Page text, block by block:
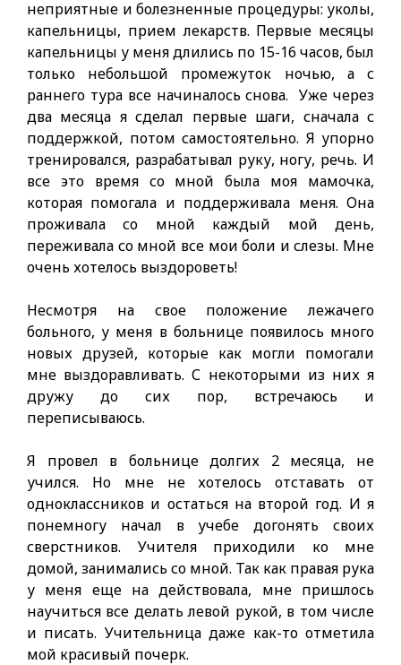
неприятные и болезненные процедуры: уколы,
капельницы, прием лекарств. Первые месяцы
капельницы у меня длились по 15-16 часов, был
только небольшой промежуток ночью, а с
раннего тура все начиналось снова. Уже через
два месяца я сделал первые шаги, сначала с
поддержкой, потом самостоятельно. Я упорно
тренировался, разрабатывал руку, ногу, речь. И
все это время со мной была моя мамочка,
которая помогала и поддерживала меня. Она
проживала со мной каждый мой день,
переживала со мной все мои боли и слезы. Мне
очень хотелось выздороветь!
Несмотря на свое положение лежачего
больного, у меня в больнице появилось много
новых друзей, которые как могли помогали
мне выздоравливать. С некоторыми из них я
дружу до сих пор, встречаюсь и
переписываюсь.
Я провел в больнице долгих 2 месяца, не
учился. Но мне не хотелось отставать от
одноклассников и остаться на второй год. И я
понемногу начал в учебе догонять своих
сверстников. Учителя приходили ко мне
домой, занимались со мной. Так как правая рука
у меня еще на действовала, мне пришлось
научиться все делать левой рукой, в том числе
и писать. Учительница даже как-то отметила
мой красивый почерк.